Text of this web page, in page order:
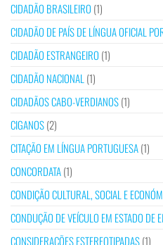
CIDADÃO BRASILEIRO (1)
CIDADÃO DE PAÍS DE LÍNGUA OFICIAL
CIDADÃO ESTRANGEIRO (1)
CIDADÃO NACIONAL (1)
CIDADÃOS CABO-VERDIANOS(1)
CIGANOS(2)
CITAÇÃO EM LÍNGUA PORTUGUESA(1)
CONCORDATA(1)
CONDIÇÃO CULTURAL, SOCIAL E
CONDUÇÃO DE VEÍCULO EM ESTADO DE
CONSIDERAÇÕES ESTEREOTIPADAS(1)